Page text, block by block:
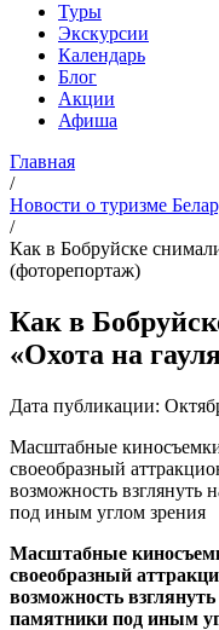
Туры
Экскурсии
Календарь
Блог
Акции
Афиша
Главная
/
Новости о туризме
/
Как в Бобруйске
(фоторепортаж)
Как в
«Охота на
Дата публикации:
Масштабные
своеобразный
возможность взглянуть
под иным углом зрения
Масштабные
своеобразный
возможность
памятники под иным